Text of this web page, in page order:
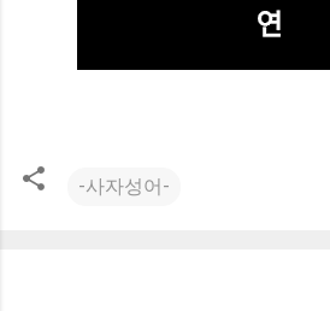
-사자성어-